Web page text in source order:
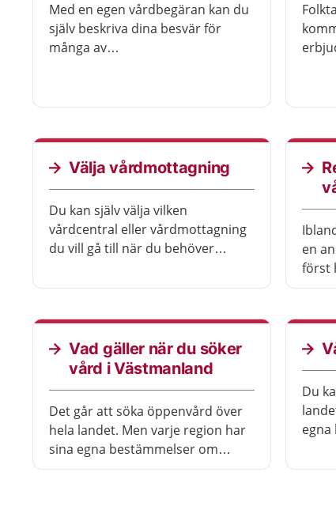
Med en egen vårdbegäran kan du
själv beskriva dina besvär för
många av
Välja vårdmottagning
Du kan själv välja vilken
vårdcentral eller vårdmottagning
du vill gå till när du behöver
kräver en remiss. Ibland kan du
skriva en egen vårdbegäran för att
boka tid på en mottagning.
en
först
en
eller
Vad gäller när du söker
vård i Västmanland
Det går att söka öppenvård över
hela landet. Men varje region har
sina egna bestämmelser om
Du
egna